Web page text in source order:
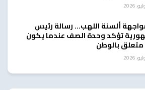
ألسنة اللهب… رسالة رئيس
تؤكد وحدة الصف عندما يكون
متعلق بالوطن